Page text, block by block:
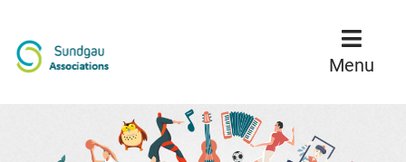
Menu